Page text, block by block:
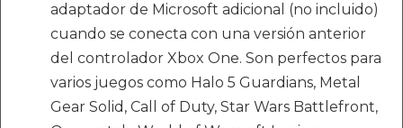
adaptador de Microsoft adicional (no incluido)
cuando se conecta con una versión anterior
del controlador Xbox One. Son perfectos para
varios juegos como Halo 5 Guardians, Metal
Gear Solid, Call of Duty, Star Wars Battlefront,